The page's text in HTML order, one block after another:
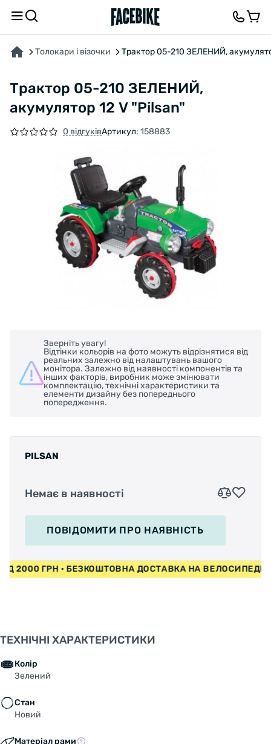
Толокари і візочки Трактор 05-210 ЗЕЛЕНИЙ,
Трактор 05-210 ЗЕЛЕНИЙ,
акумулятор 12 V "Pilsan"
0 відгуківАртикул: 158883
Зверніть увагу!
Відтінки кольорів на фото можуть відрізнятися від
реальних залежно від налаштувань вашого
монітора. Залежно від наявності компонентів та
інших факторів, виробник може змінювати
комплектацію, технічні характеристики та
елементи дизайну без попереднього
попередження.
PILSAN
Немає в наявності
ПОВІДОМИТИ ПРО НАЯВНІСТЬ
2000 ГРН • БЕЗКОШТОВНА ДОСТАВКА НА
ТЕХНІЧНІ ХАРАКТЕРИСТИКИ
Колір
Зелений
Стан
Новий
Матеріал рами
ПРО ТОВАР ХАРАКТЕРИСТИКИВІДГУКИ ТА ЗАПИТАННЯ